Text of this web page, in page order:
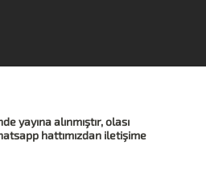
yayına alınmıştır, olası
hattımızdan iletişime